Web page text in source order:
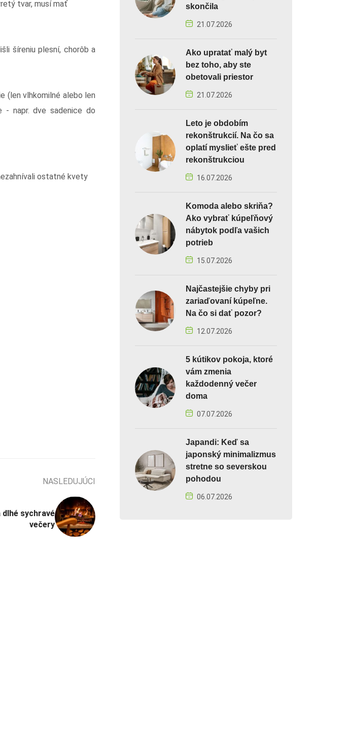
tvar, musí mať
šíreniu plesní, chorôb a
(len vlhkomilné alebo len
- napr. dve sadenice do
ostatné kvety
NASLEDUJÚCI
dlhé sychravé
večery
skončila
21.07.2026
Ako upratať malý byt
bez toho, aby ste
obetovali priestor
21.07.2026
Leto je obdobím
rekonštrukcií. Na čo sa
oplatí myslieť ešte pred
rekonštrukciou
16.07.2026
Komoda alebo skriňa?
Ako vybrať kúpeľňový
nábytok podľa vašich
potrieb
15.07.2026
Najčastejšie chyby pri
zariaďovaní kúpeľne.
Na čo si dať pozor?
12.07.2026
5 kútikov pokoja, ktoré
vám zmenia
každodenný večer
doma
07.07.2026
Japandi: Keď sa
japonský minimalizmus
stretne so severskou
pohodou
06.07.2026